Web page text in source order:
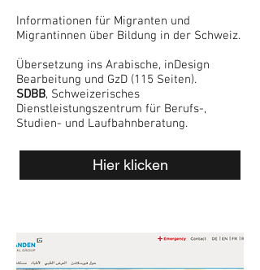
Informationen für Migranten und
Migrantinnen über Bildung in der Schweiz.
Übersetzung ins Arabische, inDesign
Bearbeitung und GzD (115 Seiten).
SDBB, Schweizerisches
Dienstleistungszentrum für Berufs-,
Studien- und Laufbahnberatung.
Hier klicken